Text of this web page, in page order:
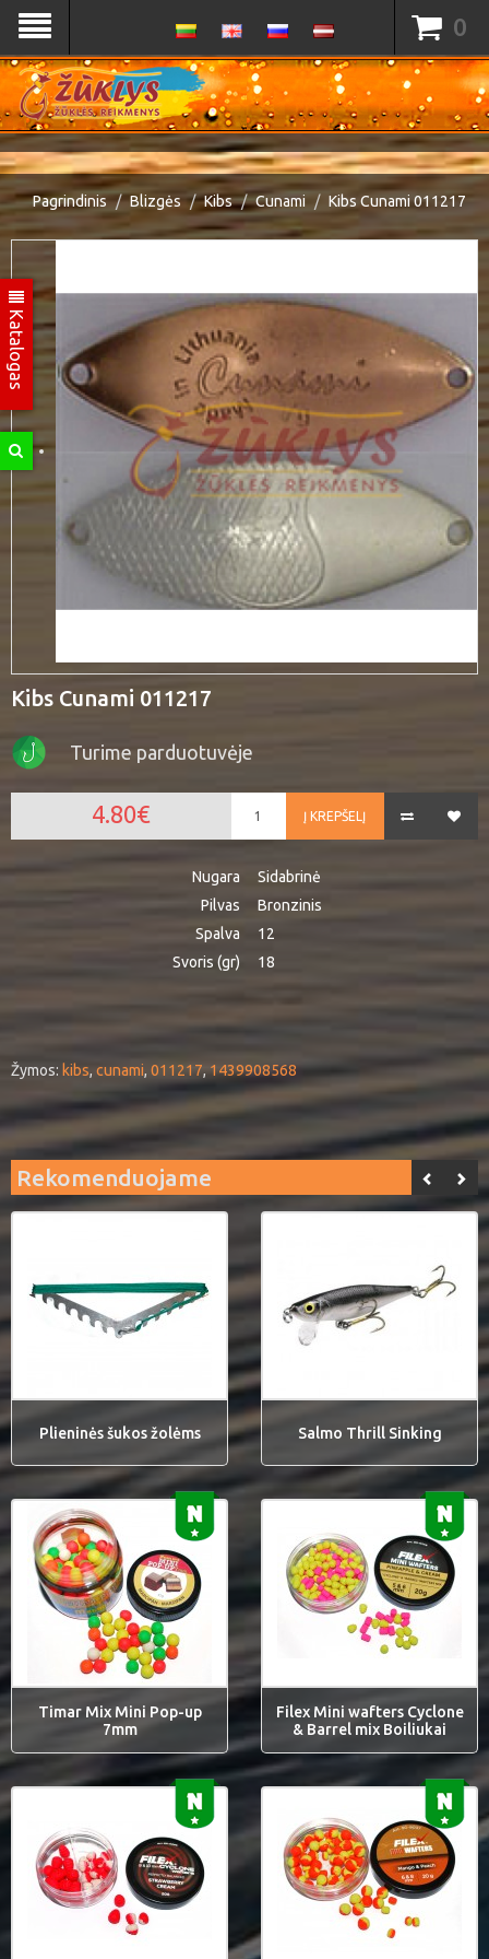
Katalogas
0
Pagrindinis Blizgės Kibs Cunami Kibs Cunami 011217
Kibs Cunami 011217
Turime parduotuvėje
Į KREPŠELĮ
4.80€
Nugara
Sidabrinė
Pilvas
Bronzinis
Spalva
12
Svoris (gr)
18
Žymos: kibs, cunami, 011217, 1439908568
Rekomenduojame
Plieninės šukos žolėms Salmo Thrill Sinking
Timar Mix Mini Pop-up
7mm
Filex Mini wafters Cyclone
& Barrel mix Boiliukai